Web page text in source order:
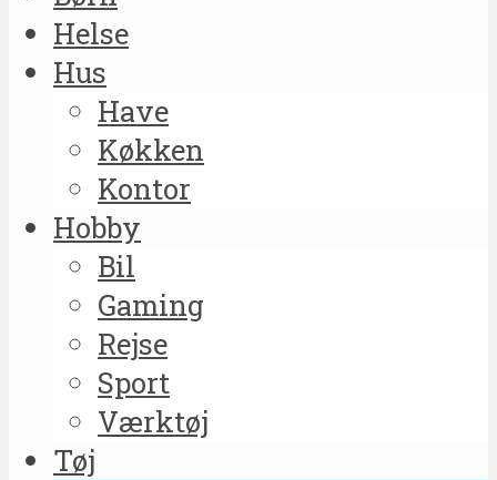
Helse
Hus
Have
Køkken
Kontor
Hobby
Bil
Gaming
Rejse
Sport
Værktøj
Tøj